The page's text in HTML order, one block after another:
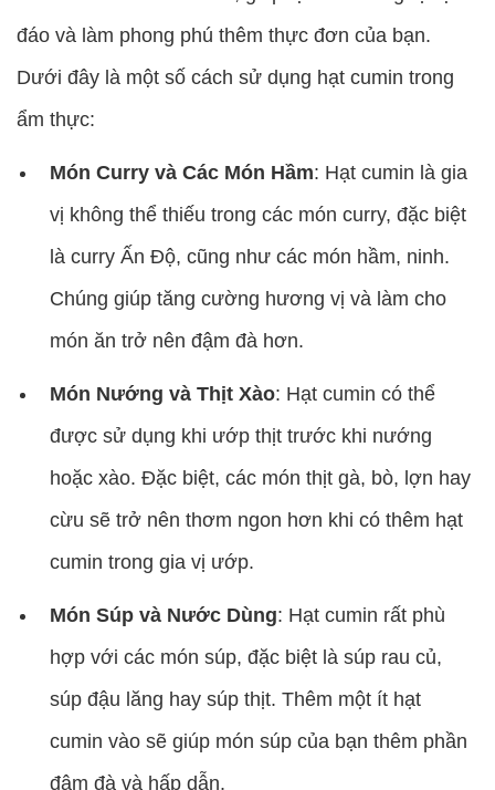
đáo và làm phong phú thêm thực đơn của bạn.
Dưới đây là một số cách sử dụng hạt cumin trong
ẩm thực:
Món Curry và Các Món Hầm: Hạt cumin là gia
vị không thể thiếu trong các món curry, đặc biệt
là curry Ấn Độ, cũng như các món hầm, ninh.
Chúng giúp tăng cường hương vị và làm cho
món ăn trở nên đậm đà hơn.
Món Nướng và Thịt Xào: Hạt cumin có thể
được sử dụng khi ướp thịt trước khi nướng
hoặc xào. Đặc biệt, các món thịt gà, bò, lợn hay
cừu sẽ trở nên thơm ngon hơn khi có thêm hạt
cumin trong gia vị ướp.
Món Súp và Nước Dùng: Hạt cumin rất phù
hợp với các món súp, đặc biệt là súp rau củ,
súp đậu lăng hay súp thịt. Thêm một ít hạt
cumin vào sẽ giúp món súp của bạn thêm phần
đậm đà và hấp dẫn.